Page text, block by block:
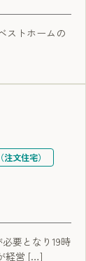
トホームの
文住宅）
要となり19時
経営 […]